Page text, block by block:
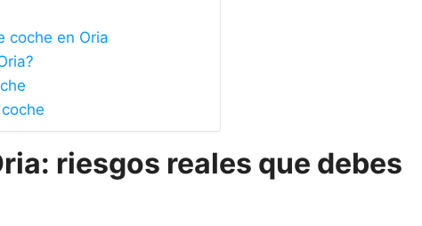
coche en Oria
riesgos reales que debes